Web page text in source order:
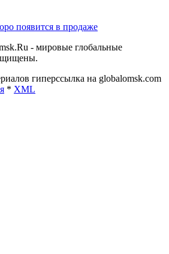
появится в продаже
- мировые глобальные
гиперссылка на globalomsk.com
* XML